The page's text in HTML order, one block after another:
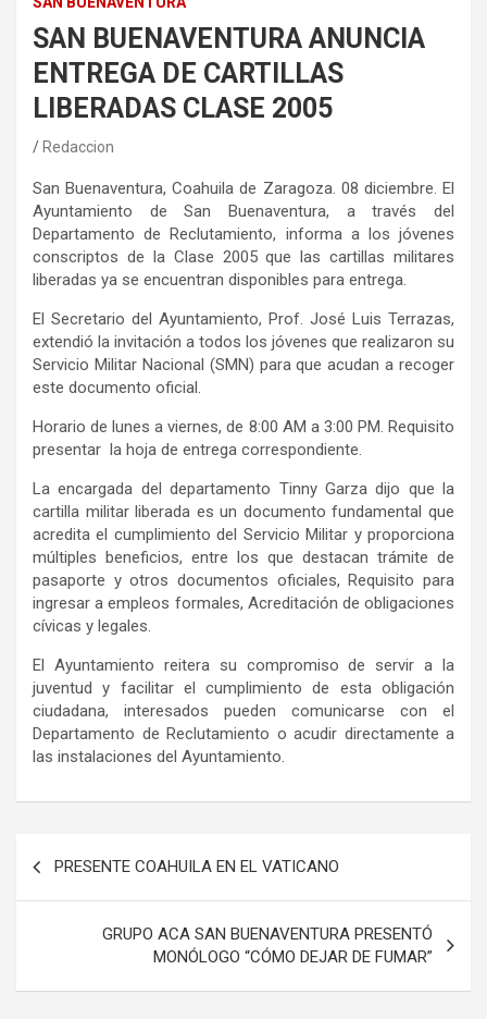
SAN BUENAVENTURA ANUNCIA
ENTREGA DE CARTILLAS
LIBERADAS CLASE 2005
Redaccion
San Buenaventura, Coahuila de Zaragoza. 08 diciembre. El
Ayuntamiento de San Buenaventura, a través del
Departamento de Reclutamiento, informa a los jóvenes
conscriptos de la Clase 2005 que las cartillas militares
liberadas ya se encuentran disponibles para entrega.
El Secretario del Ayuntamiento, Prof. José Luis Terrazas,
extendió la invitación a todos los jóvenes que realizaron su
Servicio Militar Nacional (SMN) para que acudan a recoger
este documento oficial.
Horario de lunes a viernes, de 8:00 AM a 3:00 PM. Requisito
presentar la hoja de entrega correspondiente.
La encargada del departamento Tinny Garza dijo que la
cartilla militar liberada es un documento fundamental que
acredita el cumplimiento del Servicio Militar y proporciona
múltiples beneficios, entre los que destacan trámite de
pasaporte y otros documentos oficiales, Requisito para
ingresar a empleos formales, Acreditación de obligaciones
cívicas y legales.
El Ayuntamiento reitera su compromiso de servir a la
juventud y facilitar el cumplimiento de esta obligación
ciudadana, interesados pueden comunicarse con el
Departamento de Reclutamiento o acudir directamente a
las instalaciones del Ayuntamiento.
entradas
PRESENTE COAHUILA EN EL VATICANO
GRUPO ACA SAN BUENAVENTURA PRESENTÓ
MONÓLOGO “CÓMO DEJAR DE FUMAR”